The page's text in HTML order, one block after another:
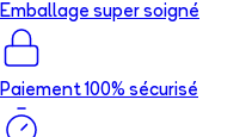
Emballage super soigné
Paiement 100% sécurisé